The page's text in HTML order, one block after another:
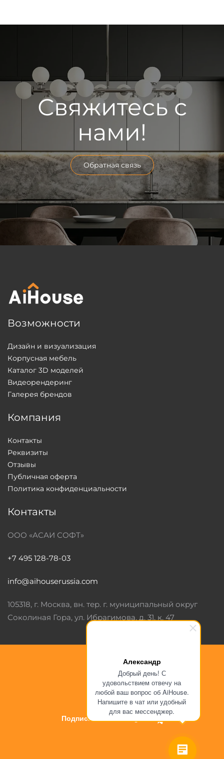
Александр
Добрый день! С
удовольствием отвечу на
любой ваш вопрос об AiHouse.
Напишите в чат или удобный
для вас мессенджер.
Свяжитесь с
нами!
Обратная связь
Возможности
Дизайн и визуализация
Корпусная мебель
Каталог 3D моделей
Видеорендеринг
Галерея брендов
Компания
Контакты
Реквизиты
Отзывы
Публичная оферта
Политика конфиденциальности
Контакты
ООО «АСАИ СОФТ»
+7 495 128-78-03
info@aihouserussia.com
105318, г. Москва, вн. тер. г. муниципальный округ
Соколиная Гора, ул. Ибрагимова, д. 31, к. 47
Публичная оферта
| Все права защищены
При использовании данного сайта, вы подтверждаете
свое согласие на использование файлов cookie и других
и настоящим
Уведомлением. Если вы не согласны, чтобы мы
Подписаться на Telegram